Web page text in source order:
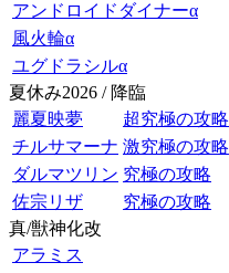
アンドロイドダイナーα
風火輪α
ユグドラシルα
夏休み2026 / 降臨
麗夏映夢
超究極の攻略
チルサマーナ 激究極の攻略
ダルマツリン 究極の攻略
佐宗リザ
究極の攻略
真/獣神化改
アラミス